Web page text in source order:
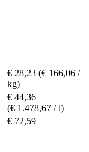
€ 28,23 (€ 166,06 /
kg)
€ 44,36
(€ 1.478,67 / l)
€ 72,59